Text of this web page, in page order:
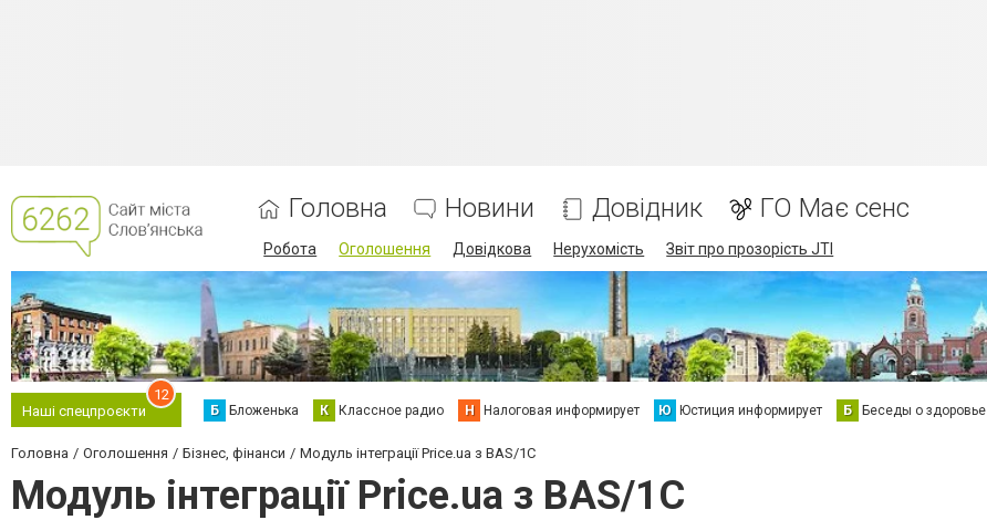
Головна Новини Довідник ГО Має сенс
Робота Оголошення Довідкова Нерухомість Звіт про прозорість JTI
Наші спецпроєкти
12
Б Бложенька К Классное радио Н Налоговая информирует Ю Юстиция информирует Б Беседы о здоровье
Головна Оголошення Бізнес, фінанси Модуль інтеграції Price.ua з BAS/1C
Модуль інтеграції Price.ua з BAS/1C